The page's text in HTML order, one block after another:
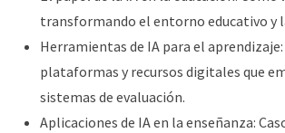
transformando el entorno educativo y
Herramientas de IA para el
plataformas y recursos digitales que
sistemas de evaluación.
Aplicaciones de IA en la enseñanza: